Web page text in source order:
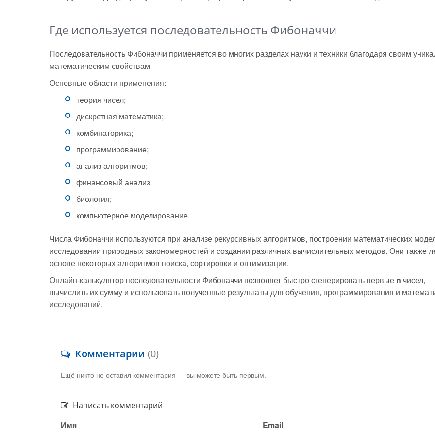
Где используется последовательность Фибоначчи
Последовательность Фибоначчи применяется во многих разделах науки и техники благодаря своим
математическим свойствам.
Основные области применения:
теория чисел;
дискретная математика;
комбинаторика;
программирование;
анализ алгоритмов;
финансовый анализ;
биология;
компьютерное моделирование.
Числа Фибоначчи используются при анализе рекурсивных алгоритмов, построении математических
исследовании природных закономерностей и создании различных вычислительных методов. Они также
основе некоторых алгоритмов поиска, сортировки и оптимизации.
Онлайн-калькулятор последовательности Фибоначчи позволяет быстро сгенерировать первые n чисел,
вычислить их сумму и использовать полученные результаты для обучения, программирования и
исследований.
Комментарии (0)
Ещё никто не оставил комментария — вы можете быть первым.
Написать комментарий
Имя Email